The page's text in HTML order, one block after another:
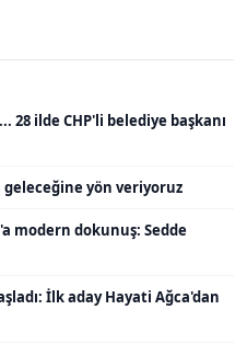
28 ilde CHP'li belediye başkanı
geleceğine yön veriyoruz
modern dokunuş: Sedde
İlk aday Hayati Ağca'dan